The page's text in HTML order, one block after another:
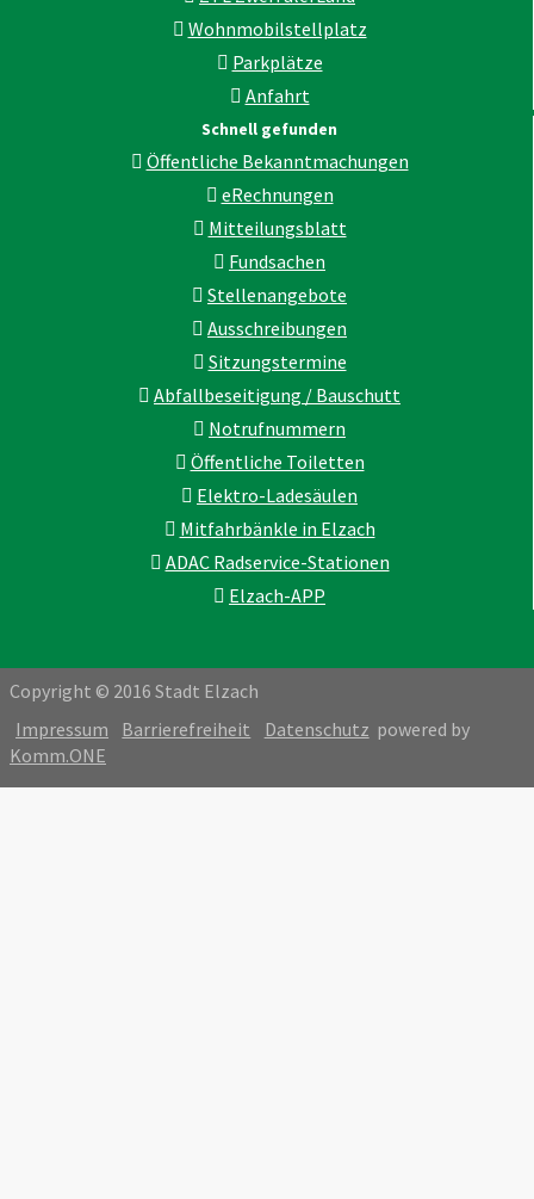
Wohnmobilstellplatz
Parkplätze
Anfahrt
Schnell gefunden
Öffentliche Bekanntmachungen
eRechnungen
Mitteilungsblatt
Fundsachen
Stellenangebote
Ausschreibungen
Sitzungstermine
Abfallbeseitigung / Bauschutt
Notrufnummern
Öffentliche Toiletten
Elektro-Ladesäulen
Mitfahrbänkle in Elzach
ADAC Radservice-Stationen
Elzach-APP
Copyright © 2016 Stadt Elzach
Impressum
Barrierefreiheit Datenschutz powered by
Komm.ONE